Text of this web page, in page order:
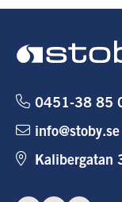
0451-38 85
info@stoby.se
Kalibergatan